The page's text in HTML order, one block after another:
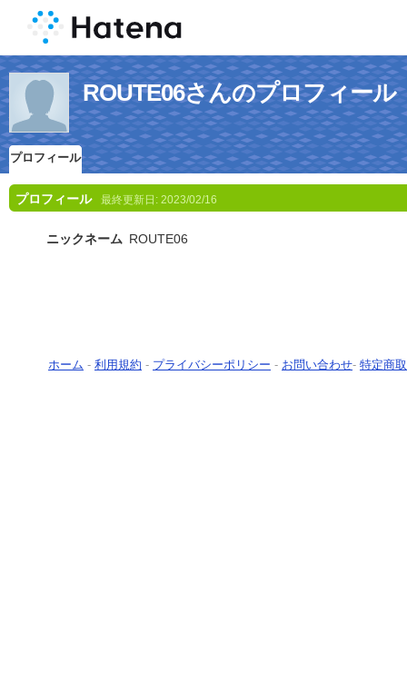
ROUTE06さんのプロフィール
プロフィール
プロフィール 最終更新日: 2023/02/16
ニックネーム ROUTE06
ホーム - 利用規約 - プライバシーポリシー - お問い合わせ- 特定商